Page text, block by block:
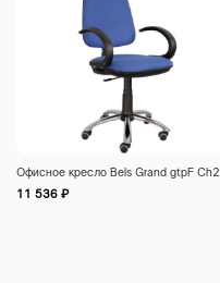
Офисное кресло Bels Grand gtpF Ch2
11 536 ₽